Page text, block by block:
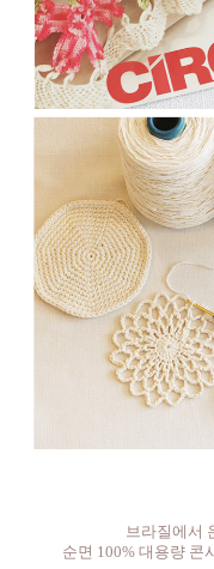
브라질에서
순면 100% 대용량 콘